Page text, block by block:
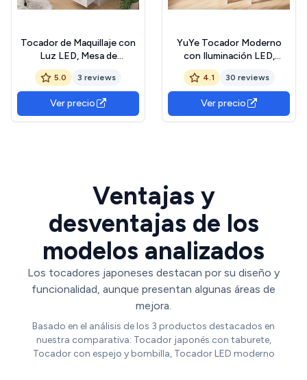
Tocador de Maquillaje con
Luz LED, Mesa de
Maquillaje con Espejo
Deslizante (Tocador
Blanco N21)
5.0 3 reviews
Ver precio
YuYe Tocador Moderno
con Iluminación LED,
Espejo de Brillo Ajustable,
Tocador con Taburete, 5
Cajones y 3 Estantes,
Madera Blanca (T68)
4.1 30 reviews
Ver precio
Ventajas y
desventajas de los
modelos analizados
Los tocadores japoneses destacan por su diseño y
funcionalidad, aunque presentan algunas áreas de
mejora.
Basado en el análisis de los 3 productos destacados en
nuestra comparativa: Tocador japonés con taburete,
Tocador con espejo y bombilla, Tocador LED moderno